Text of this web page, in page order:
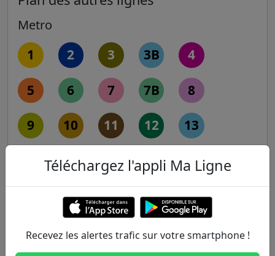
Metro
1 2 3 3B 4
5 6 7 7B 8
9 10 11 12 13
A B C D E
Téléchargez l'appli Ma Ligne
Recevez les alertes trafic sur votre smartphone !